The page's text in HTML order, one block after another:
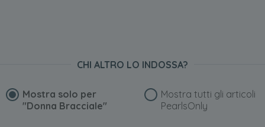
CHI ALTRO LO INDOSSA?
Mostra solo per
"Donna Bracciale"
Mostra tutti gli articoli
PearlsOnly